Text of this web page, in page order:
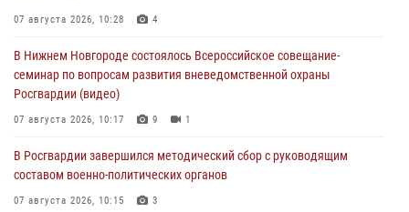
07 августа 2026, 10:28 4
В Нижнем Новгороде состоялось Всероссийское совещание-
семинар по вопросам развития вневедомственной охраны
Росгвардии (видео)
07 августа 2026, 10:17 9 1
В Росгвардии завершился методический сбор с руководящим
составом военно-политических органов
07 августа 2026, 10:15 3